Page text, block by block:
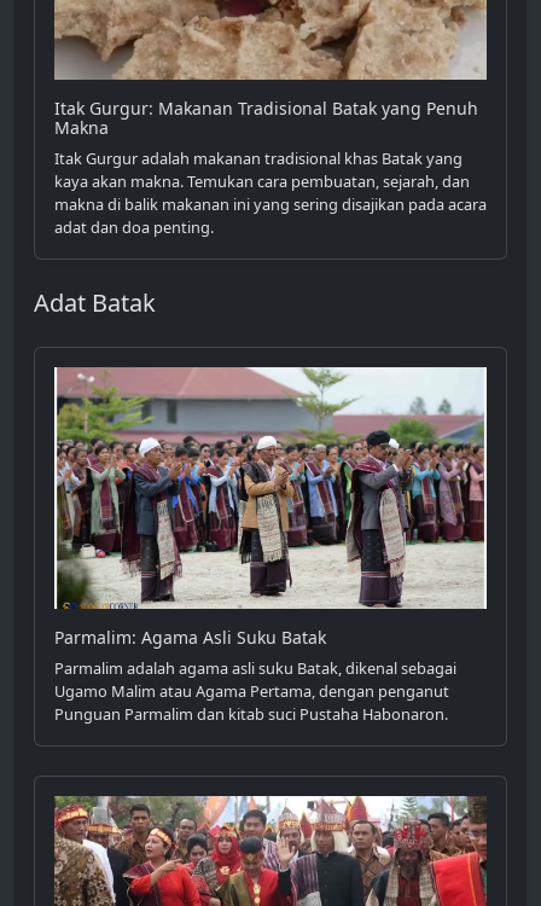
Itak Gurgur: Makanan Tradisional Batak yang Penuh
Makna
Itak Gurgur adalah makanan tradisional khas Batak yang
kaya akan makna. Temukan cara pembuatan, sejarah, dan
makna di balik makanan ini yang sering disajikan pada acara
adat dan doa penting.
Adat Batak
Parmalim: Agama Asli Suku Batak
Parmalim adalah agama asli suku Batak, dikenal sebagai
Ugamo Malim atau Agama Pertama, dengan penganut
Punguan Parmalim dan kitab suci Pustaha Habonaron.